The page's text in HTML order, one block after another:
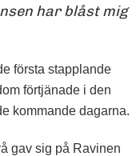
har blåst mig
första stapplande
förtjänade i den
kommande dagarna.
gav sig på Ravinen